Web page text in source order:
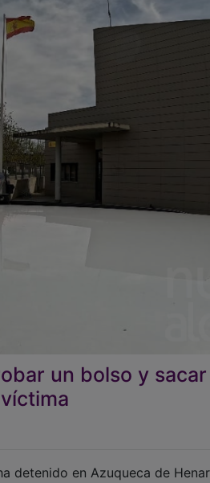
un bolso y
detenido en Azuqueca de